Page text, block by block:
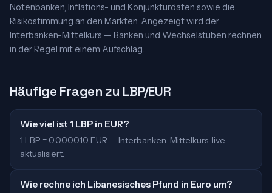
Notenbanken, Inflations- und Konjunkturdaten sowie die
Risikostimmung an den Märkten. Angezeigt wird der
Interbanken-Mittelkurs — Banken und Wechselstuben rechnen
in der Regel mit einem Aufschlag.
Häufige Fragen zu LBP/EUR
Wie viel ist 1 LBP in EUR?
1 LBP = 0,000010 EUR — Interbanken-Mittelkurs, live
aktualisiert.
Wie rechne ich Libanesisches Pfund in Euro um?